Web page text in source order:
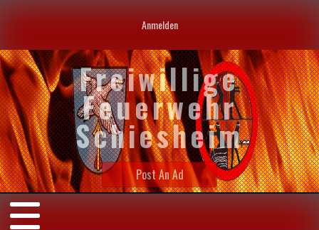
Anmelden
Freiwillige
Feuerwehr
Schiesheim
Post An Ad